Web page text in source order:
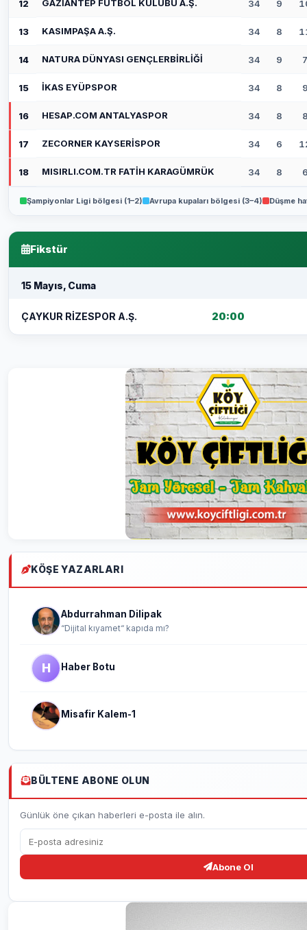
12 GAZİANTEP FUTBOL KULÜBÜ A.Ş. 34 9
13 KASIMPAŞA A.Ş. 34 8
14 NATURA DÜNYASI GENÇLERBİRLİĞİ 34 9 7
15 İKAS EYÜPSPOR 34 8
16 HESAP.COM ANTALYASPOR 34 8
17 ZECORNER KAYSERİSPOR 34 6
18 MISIRLI.COM.TR FATİH KARAGÜMRÜK 34 8
Şampiyonlar Ligi bölgesi (1–2) Avrupa kupaları bölgesi (3–4) Düşme
Fikstür
15 Mayıs, Cuma
ÇAYKUR RİZESPOR A.Ş. 20:00
KÖŞE YAZARLARI
Abdurrahman Dilipak
“Dijital kıyamet“ kapıda mı?
H Haber Botu
Misafir Kalem-1
BÜLTENE ABONE OLUN
Günlük öne çıkan haberleri e-posta ile alın.
Abone Ol